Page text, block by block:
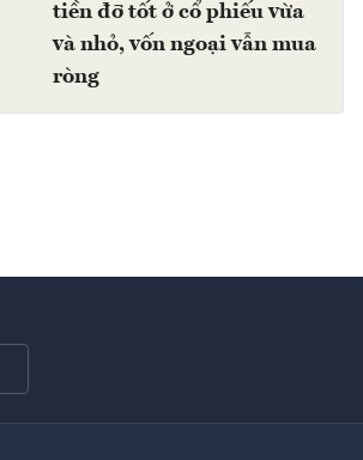
tiền đỡ tốt ở cổ phiếu vừa
và nhỏ, vốn ngoại vẫn mua
ròng